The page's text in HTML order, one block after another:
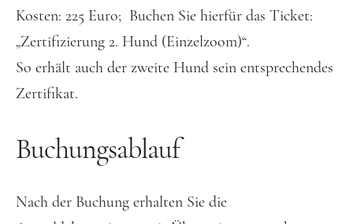
Kosten: 225 Euro; Buchen Sie hierfür das Ticket:
„Zertifizierung 2. Hund (Einzelzoom)“.
So erhält auch der zweite Hund sein entsprechendes
Zertifikat.
Buchungsablauf
Nach der Buchung erhalten Sie die